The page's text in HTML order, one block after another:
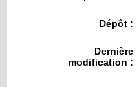
Dépôt :
Dernière
modification :